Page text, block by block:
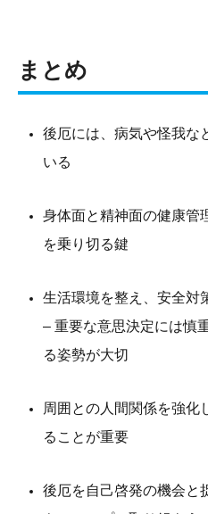
まとめ
後厄には、病気や怪我な
いる
身体面と精神面の健康管
を乗り切る鍵
生活環境を整え、安全対
– 重要な意思決定には慎
る姿勢が大切
周囲との人間関係を強化
ることが重要
後厄を自己啓発の機会と